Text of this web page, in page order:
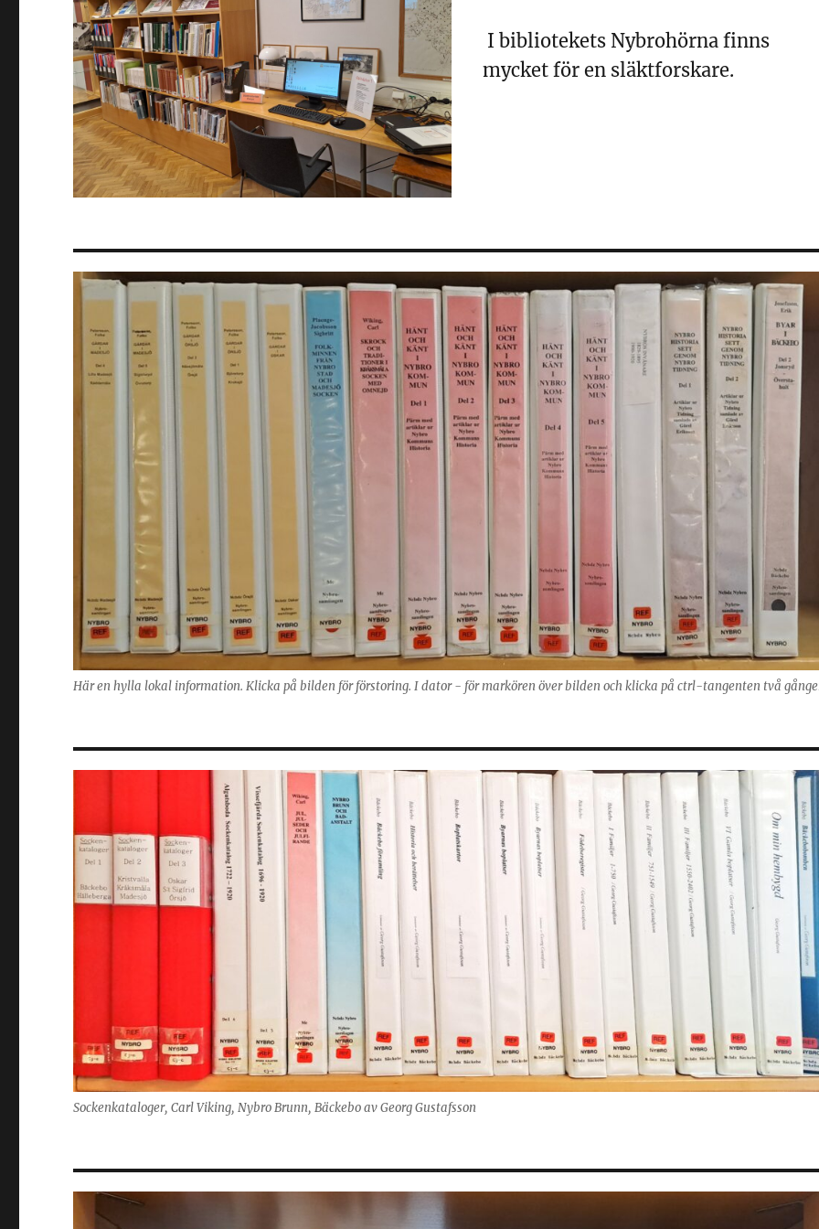
I bibliotekets Nybrohörna finns
mycket för en släktforskare.
Här en hylla lokal information. Klicka på bilden för förstoring. I dator - för markören över bilden och klicka på ctrl-tangenten två
Sockenkataloger, Carl Viking, Nybro Brunn, Bäckebo av Georg Gustafsson